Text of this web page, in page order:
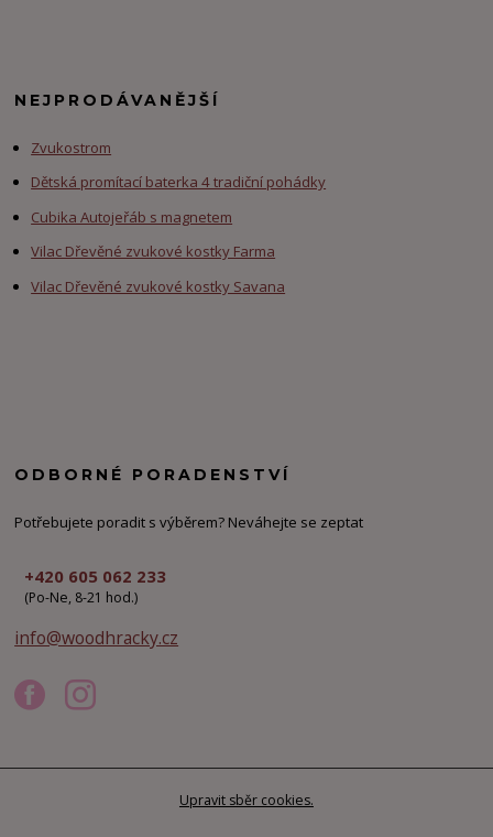
NEJPRODÁVANĚJŠÍ
Zvukostrom
Dětská promítací baterka 4 tradiční pohádky
Cubika Autojeřáb s magnetem
Vilac Dřevěné zvukové kostky Farma
Vilac Dřevěné zvukové kostky Savana
ODBORNÉ PORADENSTVÍ
Potřebujete poradit s výběrem? Neváhejte se zeptat
+420 605 062 233
(Po-Ne, 8-21 hod.)
info@woodhracky.cz
Upravit sběr cookies.